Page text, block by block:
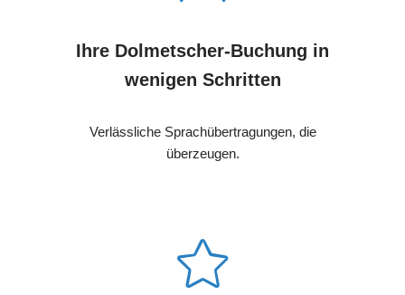
Ihre Dolmetscher-Buchung in
wenigen Schritten
Verlässliche Sprachübertragungen, die
überzeugen.